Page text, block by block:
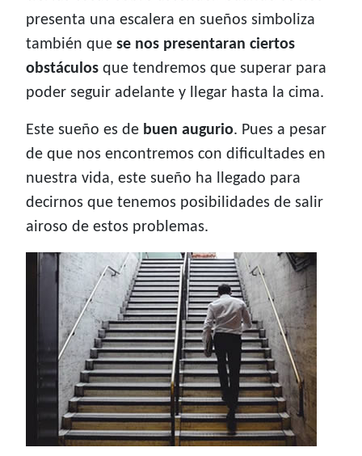
presenta una escalera en sueños simboliza
también que se nos presentaran ciertos
obstáculos que tendremos que superar para
poder seguir adelante y llegar hasta la cima.
Este sueño es de buen augurio. Pues a pesar
de que nos encontremos con dificultades en
nuestra vida, este sueño ha llegado para
decirnos que tenemos posibilidades de salir
airoso de estos problemas.